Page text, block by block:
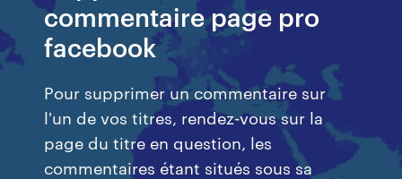
commentaire page pro
facebook
Pour supprimer un commentaire sur
l'un de vos titres, rendez-vous sur la
page du titre en question, les
commentaires étant situés sous sa